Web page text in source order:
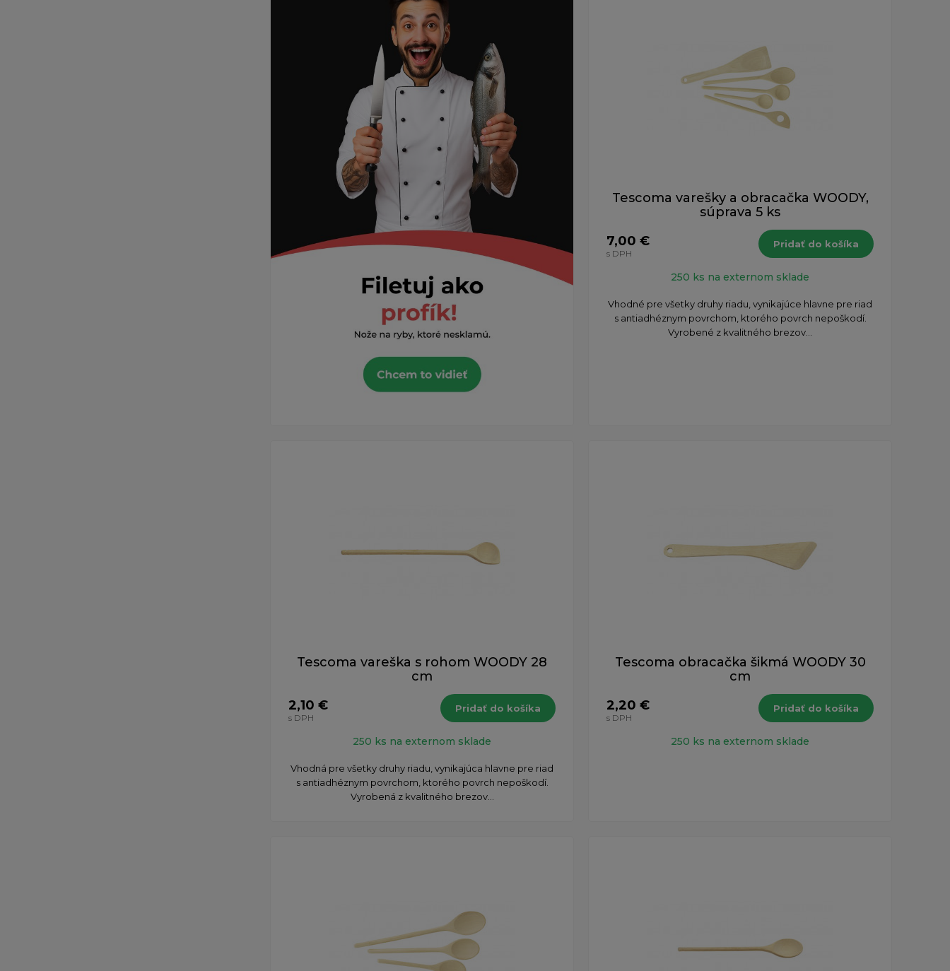
Tescoma varešky a obracačka WOODY,
súprava 5 ks
7,00 €
s DPH
Pridať do košíka
250 ks na externom sklade
Vhodné pre všetky druhy riadu, vynikajúce hlavne pre riad
s antiadhéznym povrchom, ktorého povrch nepoškodí.
Vyrobené z kvalitného brezov...
Tescoma vareška s rohom WOODY 28
cm
2,10 €
s DPH
Pridať do košíka
250 ks na externom sklade
Vhodná pre všetky druhy riadu, vynikajúca hlavne pre riad
s antiadhéznym povrchom, ktorého povrch nepoškodí.
Vyrobená z kvalitného brezov...
Tescoma obracačka šikmá WOODY 30
cm
2,20 €
s DPH
Pridať do košíka
250 ks na externom sklade